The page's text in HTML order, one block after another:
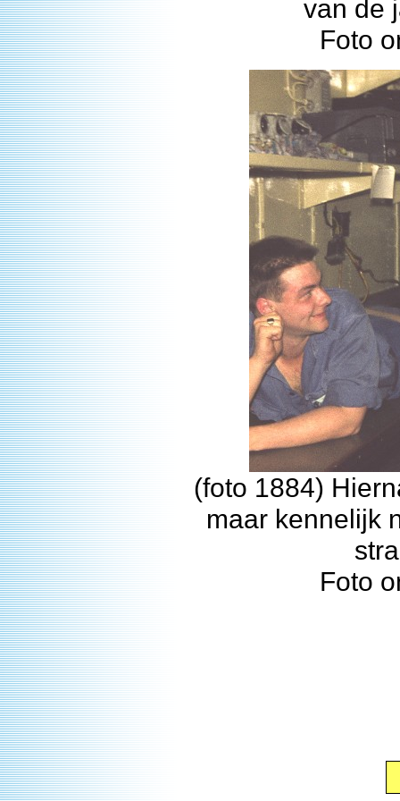
van de
Foto
(foto 1884)
maar kennelijk
Foto